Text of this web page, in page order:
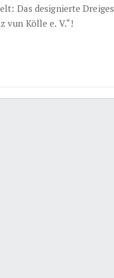
Das designierte
vun Kölle e. V.“!